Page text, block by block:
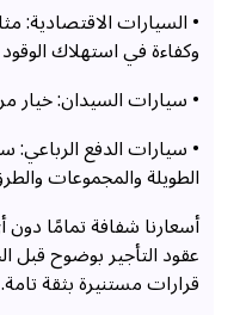
• السيارات الاقتصادية:
وكفاءة في استهلاك الوقود
• سيارات السيدان: خيار
• سيارات الدفع
الطويلة والمجموعات
أسعارنا شفافة تمامًا
عقود التأجير بوضوح قبل
قرارات مستنيرة بثقة تامة.